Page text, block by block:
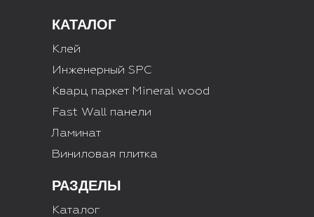
РАЗДЕЛЫ
КАТАЛОГ
Каталог
Клей
Инженерный SPC
Кварц паркет Mineral wood
Fast Wall панели
Ламинат
Виниловая плитка